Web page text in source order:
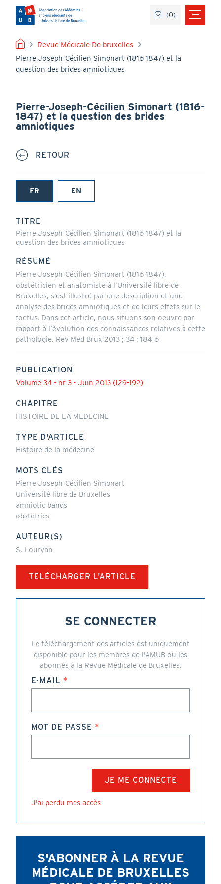
contenu
principal
FIL
D'ARIANE
Revue Médicale De bruxelles
Pierre-Joseph-Cécilien Simonart (1816-1847) et la
question des brides amniotiques
Pierre-Joseph-Cécilien Simonart (1816-
1847) et la question des brides
amniotiques
RETOUR
FR
(onglet
EN
TITRE
Pierre-Joseph-Cécilien Simonart (1816-1847) et la
question des brides amniotiques
RÉSUMÉ
Pierre-Joseph-Cécilien Simonart (1816-1847),
obstétricien et anatomiste à l’Université libre de
Bruxelles, s’est illustré par une description et une
analyse des brides amniotiques et de leurs effets sur le
foetus. Dans cet article, nous situons son oeuvre par
rapport à l’évolution des connaissances relatives à cette
pathologie. Rev Med Brux 2013 ; 34 : 184-6
PUBLICATION
Volume 34 - nr 3 - Juin 2013 (129-192)
CHAPITRE
HISTOIRE DE LA MEDECINE
TYPE D'ARTICLE
Histoire de la médecine
MOTS CLÉS
Pierre-Joseph-Cécilien Simonart
Université libre de Bruxelles
amniotic bands
obstetrics
AUTEUR(S)
S. Louryan
TÉLÉCHARGER L'ARTICLE
SE CONNECTER
Le téléchargement des articles est uniquement
disponible pour les membres de l'AMUB ou les
abonnés à la Revue Médicale de Bruxelles.
E-MAIL
MOT DE PASSE
J'ai perdu mes accès
S'ABONNER À LA REVUE
MÉDICALE DE BRUXELLES
(0)